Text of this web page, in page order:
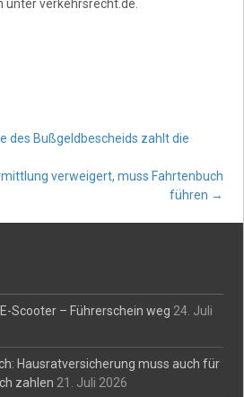
verkehrsrecht.de.
des Bußgeldbescheids zahlt die
verweigert, muss Fahrtenbuch
führen →
Scooter – Führerschein weg 24. Juli
Hausratversicherung muss auch für
zahlen 21. Juli 2026